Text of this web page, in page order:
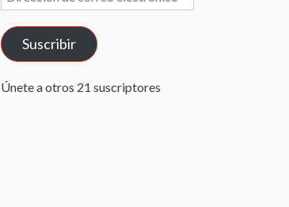
de
correo
electrónico
Suscribir
Únete a otros 21 suscriptores